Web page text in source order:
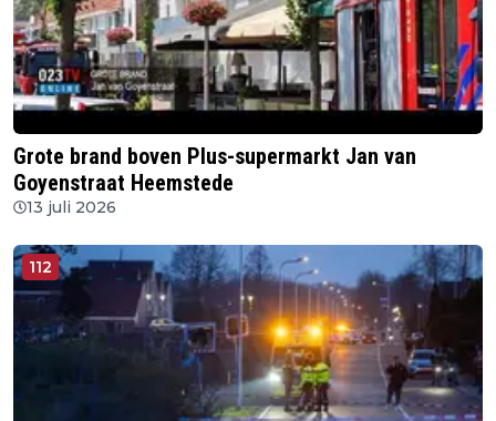
Grote brand boven Plus-supermarkt Jan van
Goyenstraat Heemstede
13 juli 2026
112